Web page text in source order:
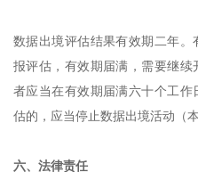
数据出境评估结果有效期二年
报评估，有效期届满，需要继
者应当在有效期届满六十个工
估的，应当停止数据出境活动（
六、法律责任